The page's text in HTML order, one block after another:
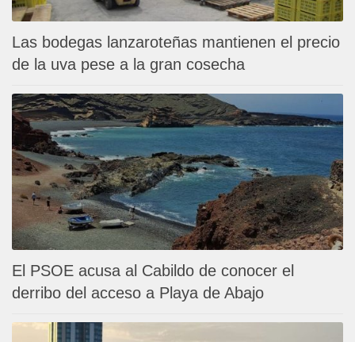
Las bodegas lanzaroteñas mantienen el precio
de la uva pese a la gran cosecha
El PSOE acusa al Cabildo de conocer el
derribo del acceso a Playa de Abajo